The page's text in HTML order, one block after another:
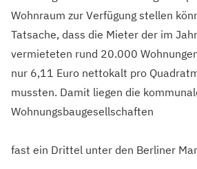
Wohnraum zur Verfügung stellen
Tatsache, dass die Mieter der im
vermieteten rund 20.000
nur 6,11 Euro nettokalt pro
mussten. Damit liegen die
Wohnungsbaugesellschaften
fast ein Drittel unter den Berliner